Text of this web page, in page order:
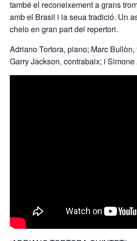
també el reconeixement a grans
amb el Brasil i la seua tradició. Un
chelo en gran part del repertori.
Adriano Tortora, piano; Marc
Garry Jackson, contrabaix; i Simone